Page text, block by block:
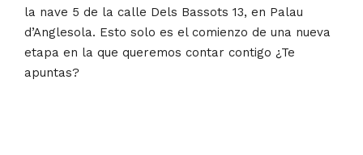
la nave 5 de la calle Dels Bassots 13, en Palau
d’Anglesola. Esto solo es el comienzo de una nueva
etapa en la que queremos contar contigo ¿Te
apuntas?